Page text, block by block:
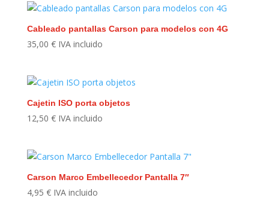
Cableado pantallas Carson para modelos con 4G
35,00 € IVA incluido
Cajetin ISO porta objetos
12,50 € IVA incluido
Carson Marco Embellecedor Pantalla 7″
4,95 € IVA incluido